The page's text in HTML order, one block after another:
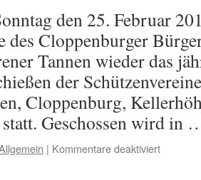
den 25. Februar
des Cloppenburger
Tannen wieder das
der
Cloppenburg,
Geschossen wird in
| Kommentare deaktiviertfür